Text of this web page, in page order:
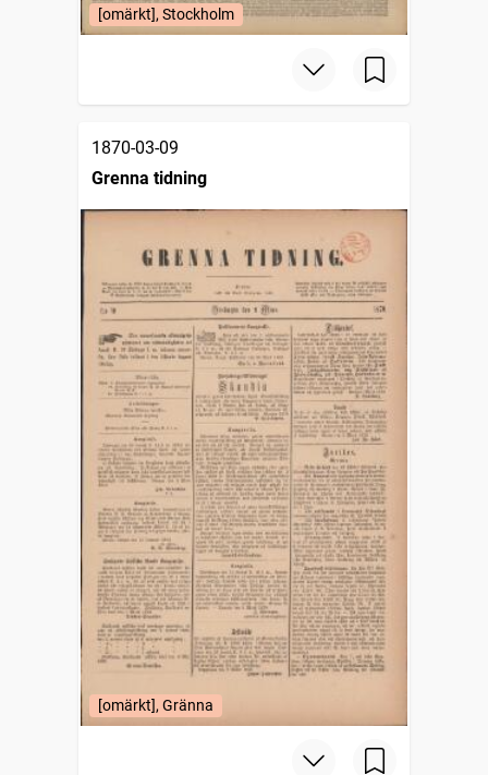
[omärkt], Stockholm
1870-03-09
Grenna tidning
[omärkt], Gränna